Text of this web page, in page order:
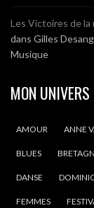
Les Victoires de la
dans Gilles
Musique
MON UNIVERS
AMOUR ANNE
BLUES
DANSE
FEMMES